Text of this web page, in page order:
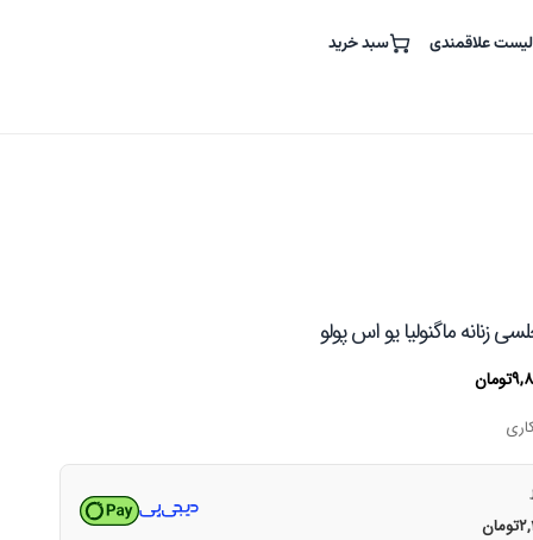
لیست علاقمندی سبد خرید
زنانه ماگنولیا یو اس پولو
تومانقیمت
تومان